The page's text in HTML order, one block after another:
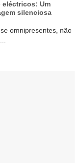
eléctricos: Um
silenciosa
omnipresentes, não